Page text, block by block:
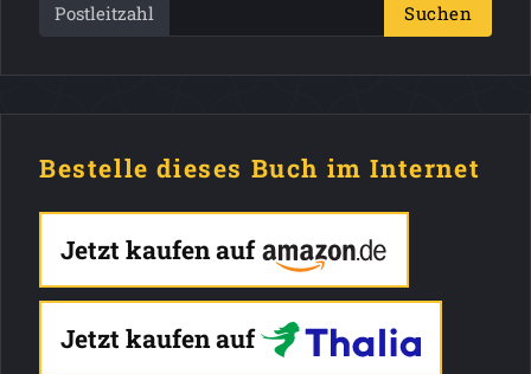
Postleitzahl Suchen
Bestelle dieses Buch im Internet
Jetzt kaufen auf
Jetzt kaufen auf